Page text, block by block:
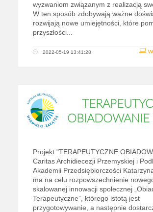
wyzwaniom związanym z realizacją
W ten sposób zdobywają ważne
rozwijają nowe umiejętności, które
przyszłości...
2022-05-19 13:41:28
OBIADOWANIE
Projekt "TERAPEUTYCZNE
Caritas Archidiecezji Przemyskiej i
Akademii Przedsiębiorczości
ma na celu rozpowszechnienie
skalowanej innowacji społecznej
Terapeutyczne”, którego istotą jest
przygotowywanie, a następnie